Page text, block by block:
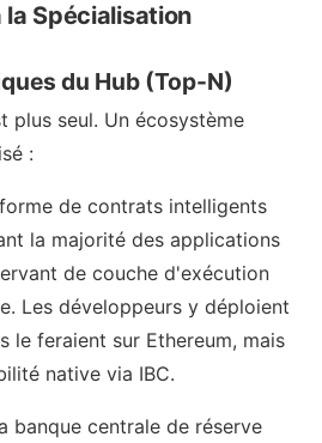
Spécialisation
du Hub (Top-N)
plus seul. Un écosystème
:
de contrats intelligents
la majorité des applications
de couche d'exécution
Les développeurs y déploient
le feraient sur Ethereum, mais
native via IBC.
banque centrale de réserve